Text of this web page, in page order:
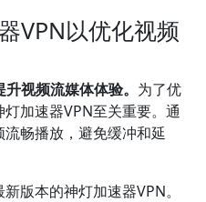
VPN以优化视频
视频流媒体体验。 为了优
加速器VPN至关重要。通
畅播放，避免缓冲和延
版本的神灯加速器VPN。